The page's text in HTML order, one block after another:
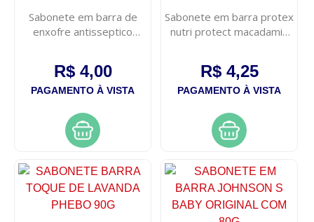
Sabonete em barra de
enxofre antisseptico
R$ 4,00
PAGAMENTO À VISTA
Sabonete em barra protex
nutri protect macadamia
R$ 4,25
PAGAMENTO À VISTA